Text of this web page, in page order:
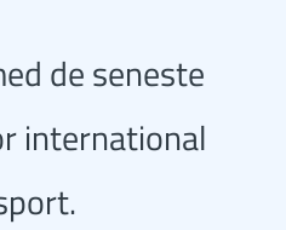
de seneste
international